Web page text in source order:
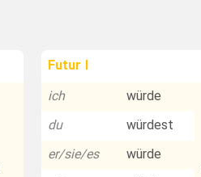
Futur I
ich
würde
du
würdest
er/sie/es
würde